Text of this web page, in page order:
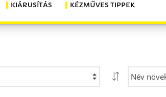
KIÁRUSÍTÁS KÉZMŰVES TIPPEK